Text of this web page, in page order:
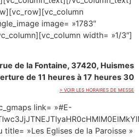
image= »1783″
width= »1/3″]
de la Fontaine, 37420, Huismes
de 11 heures à 17 heures 30
> VOIR LES HORAIRES DE MESSE
link= »#E-
title= »Les Eglises de la Paroisse »